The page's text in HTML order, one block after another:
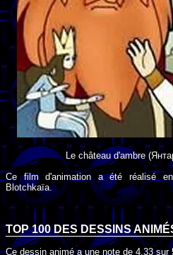
Le château d'ambre
Ce film d'animation a été réalisé
Blotchkaïa.
TOP 100 DESDESSINS
Ce dessin animé a une note de4.33sur